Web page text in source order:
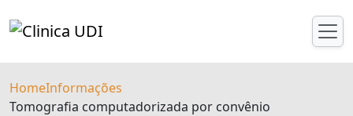
HomeInformações
Tomografia computadorizada por convênio